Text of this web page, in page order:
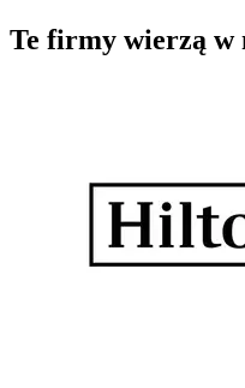
Te firmy wierzą w